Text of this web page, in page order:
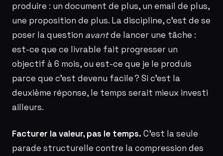
produire : un document de plus, un email de plus,
une proposition de plus. La discipline, c’est de se
poser la question avantde lancer une tâche :
est-ce que ce livrable fait progresser un
objectif à 6 mois, ou est-ce que je le produis
parce que c’est devenu facile ? Si c’est la
deuxième réponse, le temps serait mieux investi
ailleurs.
Facturer la valeur, pas le temps. C’est la seule
parade structurelle contre la compression des